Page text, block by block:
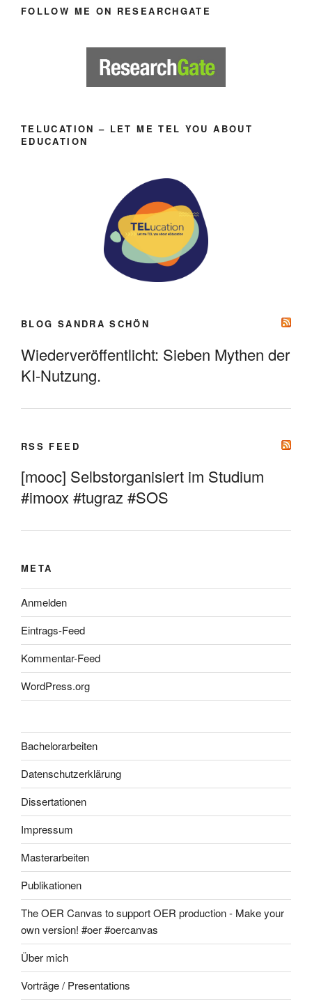
FOLLOW ME ON RESEARCHGATE
TELUCATION – LET ME TEL YOU ABOUT
EDUCATION
BLOG SANDRA SCHÖN
Wiederveröffentlicht: Sieben Mythen der
KI-Nutzung.
RSS FEED
[mooc] Selbstorganisiert im Studium
#imoox #tugraz #SOS
META
Anmelden
Eintrags-Feed
Kommentar-Feed
WordPress.org
Bachelorarbeiten
Datenschutzerklärung
Dissertationen
Impressum
Masterarbeiten
Publikationen
The OER Canvas to support OER production - Make your
own version! #oer #oercanvas
Über mich
Vorträge / Presentations